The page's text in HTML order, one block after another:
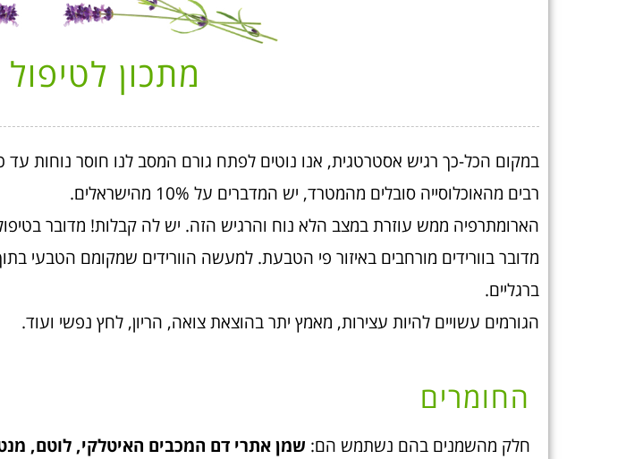
מתכון
במקום הכל-כך רגיש אסטרטגית, אנו נוטים לפתח גורם המסב לנו חוסר נוחות
רבים מהאוכלוסייה סובלים מהמטרד, יש המדברים על 10% מהישראלים.
הארומתרפיה ממש עוזרת במצב הלא נוח והרגיש הזה. יש לה קבלות! מדובר
מדובר בוורידים מורחבים באיזור פי הטבעת. למעשה הוורידים שמקומם הטבעי
ברגליים.
הגורמים עשויים להיות עצירות, מאמץ יתר בהוצאת צואה, הריון, לחץ נפשי ועוד.
החומרים
חלק מהשמנים בהם נשתמש הם: שמן אתרי דם המכבים האיטלקי, לוטם,